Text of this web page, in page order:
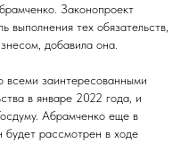
Законопроект
выполнения тех обязательств,
добавила она.
всеми заинтересованными
в январе 2022 года, и
Абрамченко еще в
будет рассмотрен в ходе